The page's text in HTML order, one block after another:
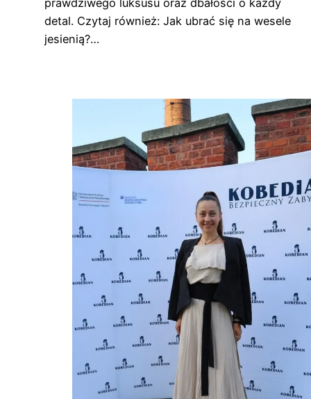
prawdziwego luksusu oraz dbałości o każdy
detal. Czytaj również: Jak ubrać się na wesele
jesienią?…